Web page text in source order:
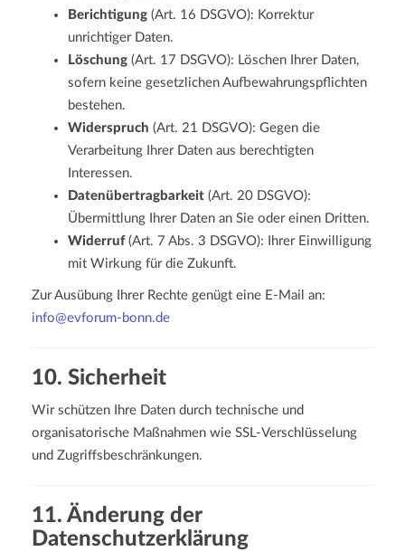
Berichtigung (Art. 16 DSGVO): Korrektur
unrichtiger Daten.
Löschung (Art. 17 DSGVO): Löschen Ihrer Daten,
sofern keine gesetzlichen Aufbewahrungspflichten
bestehen.
Widerspruch (Art. 21 DSGVO): Gegen die
Verarbeitung Ihrer Daten aus berechtigten
Interessen.
Datenübertragbarkeit (Art. 20 DSGVO):
Übermittlung Ihrer Daten an Sie oder einen Dritten.
Widerruf(Art. 7 Abs. 3 DSGVO): Ihrer Einwilligung
mit Wirkung für die Zukunft.
Zur Ausübung Ihrer Rechte genügt eine E-Mail an:
info@evforum-bonn.de
10. Sicherheit
Wir schützen Ihre Daten durch technische und
organisatorische Maßnahmen wie SSL-Verschlüsselung
und Zugriffsbeschränkungen.
11. Änderung der
Datenschutzerklärung